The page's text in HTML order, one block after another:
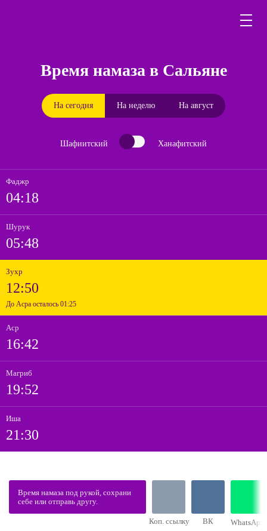
Время намаза в Сальяне
На сегодня На неделю На август
Шафиитский Ханафитский
Фаджр
04:18
Шурук
05:48
Зухр
12:50
До Асра осталось 01:25
Аср
16:42
Магриб
19:52
Иша
21:30
Время намаза под рукой, сохрани
себе или отправь другу.
Коп. ссылку ВК WhatsApp